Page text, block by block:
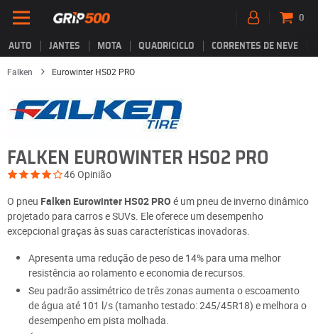
AUTO JANTES MOTA QUADRICICLO CORRENTES DE NEVE
0
Falken Eurowinter HS02 PRO
FALKEN EUROWINTER HS02 PRO
46 Opinião
O pneu Falken Eurowinter HS02 PRO é um pneu de inverno dinâmico
projetado para carros e SUVs. Ele oferece um desempenho
excepcional graças às suas características inovadoras.
Apresenta uma redução de peso de 14% para uma melhor
resistência ao rolamento e economia de recursos.
Seu padrão assimétrico de três zonas aumenta o escoamento
de água até 101 l/s (tamanho testado: 245/45R18) e melhora o
desempenho em pista molhada.